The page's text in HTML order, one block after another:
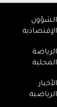
الشؤون
الإقتصادية
الرياضة
المحلية
الأخبار
الرياضية